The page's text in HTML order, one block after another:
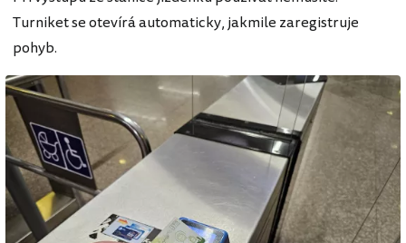
Turniket se otevírá automaticky, jakmile zaregistruje
pohyb.